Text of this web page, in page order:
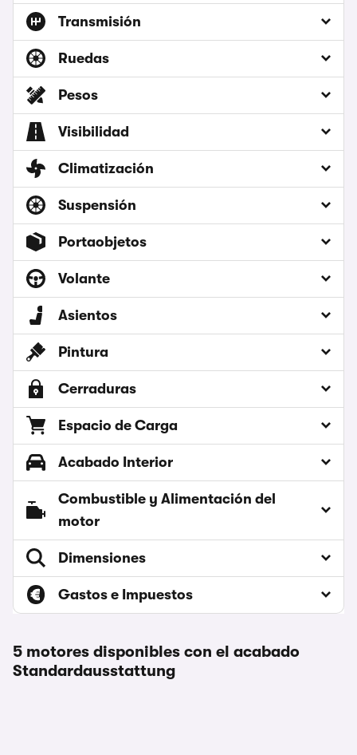
Transmisión
Ruedas
Pesos
Visibilidad
Climatización
Suspensión
Portaobjetos
Volante
Asientos
Pintura
Cerraduras
Espacio de Carga
Acabado Interior
Combustible y Alimentación del
motor
Dimensiones
Gastos e Impuestos
5 motores disponibles con el acabado
Standardausstattung